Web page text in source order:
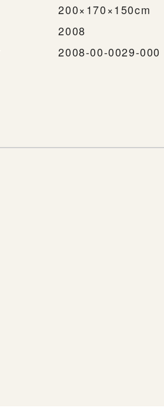
200×170×150cm
2008
2008-00-0029-000